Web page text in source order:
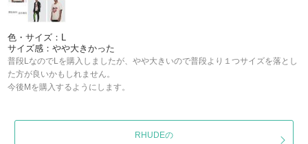
色・サイズ：L
サイズ感：やや大きかった
普段LなのでLを購入しましたが、やや大きいので普段より１つサイズを落とし
た方が良いかもしれません。
今後Mを購入するようにします。
RHUDEの